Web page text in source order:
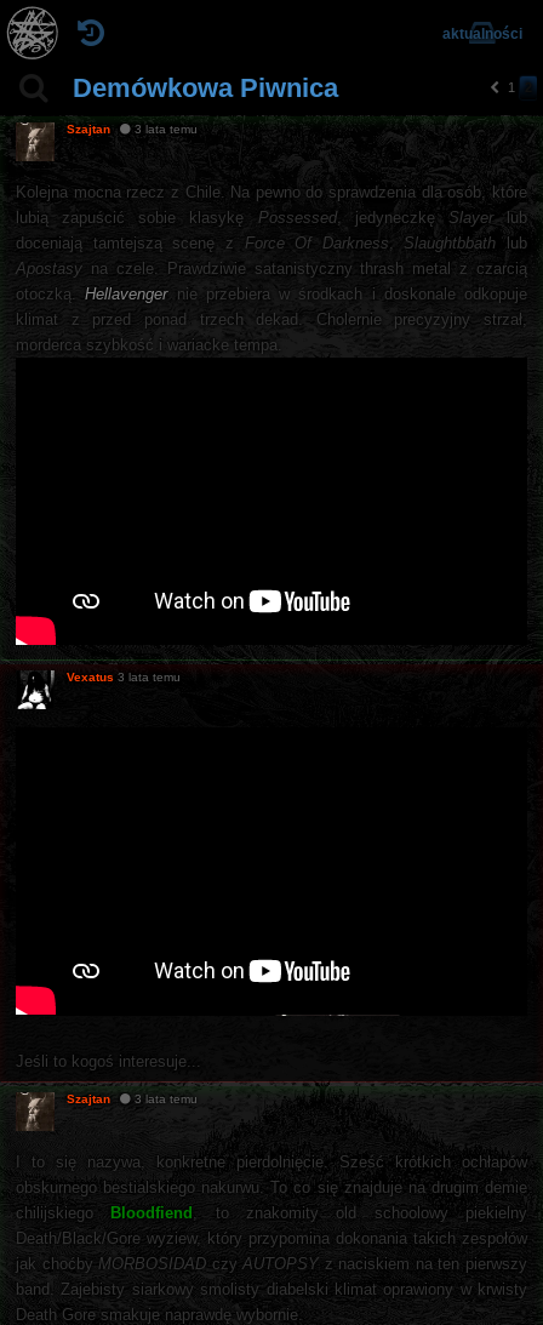
Demówkowa Piwnica
pr
e
d
ni
1 2
aktualności
Szajtan 3 lata temu
Kolejna mocna rzecz z Chile. Na pewno do sprawdzenia dla osób, które
lubią zapuścić sobie klasykę Possessed, jedyneczkę Slayerlub
doceniają tamtejszą scenę z Force Of Darkness, Slaughtbbath
lub
Apostasy na czele. Prawdziwie satanistyczny thrash metal z czarcią
otoczką.Hellavengernie przebiera w środkach i doskonale odkopuje
klimat z przed ponad trzech dekad. Cholernie precyzyjny strzał,
morderca szybkość i wariacke tempa.
Vexatus 3 lata temu
Jeśli to kogoś interesuje...
Szajtan 3 lata temu
I to się nazywa, konkretne pierdolnięcie. Sześć krótkich ochłapów
obskurnego bestialskiego nakurwu. To co się znajduje na drugim demie
chilijskiego
Bloodfiend
, to znakomity old schoolowy piekielny
Death/Black/Gore wyziew, który przypomina dokonania takich zespołów
jak choćby MORBOSIDAD czyAUTOPSY z naciskiem na ten pierwszy
band. Zajebisty siarkowy smolisty diabelski klimat oprawiony w krwisty
Death Gore smakuje naprawdę wybornie.